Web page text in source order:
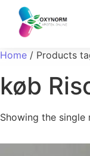
Home / Products
køb
Showing the single